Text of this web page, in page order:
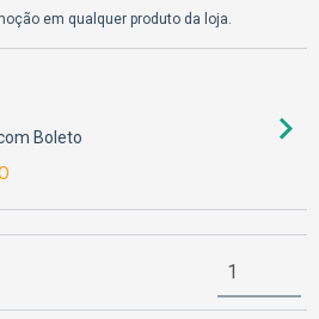
em qualquer produto da loja.
Boleto